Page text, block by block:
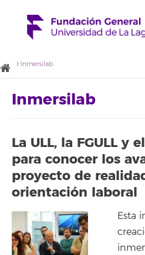
Inmersilab
Inmersilab
La ULL, la FGULL y
para conocer los
proyecto de
orientación laboral
Esta